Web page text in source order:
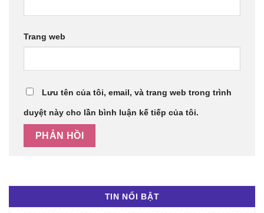
Trang web
Lưu tên của tôi, email, và trang web trong trình
duyệt này cho lần bình luận kế tiếp của tôi.
TIN NỔI BẬT